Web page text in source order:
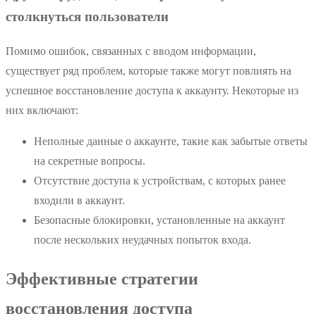
столкнуться пользователи
Помимо ошибок, связанных с вводом информации,
существует ряд проблем, которые также могут повлиять на
успешное восстановление доступа к аккаунту. Некоторые из
них включают:
Неполные данные о аккаунте, такие как забытые ответы
на секретные вопросы.
Отсутствие доступа к устройствам, с которых ранее
входили в аккаунт.
Безопасные блокировки, установленные на аккаунт
после нескольких неудачных попыток входа.
Эффективные стратегии
восстановления доступа